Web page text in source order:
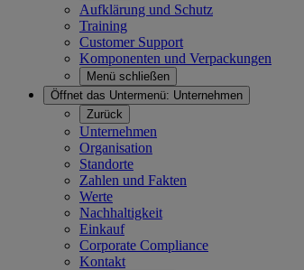
Aufklärung und Schutz
Training
Customer Support
Komponenten und Verpackungen
Menü schließen
Öffnet das Untermenü: Unternehmen
Zurück
Unternehmen
Organisation
Standorte
Zahlen und Fakten
Werte
Nachhaltigkeit
Einkauf
Corporate Compliance
Kontakt